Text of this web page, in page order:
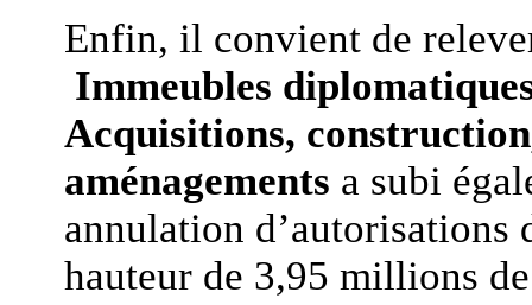
Enfin, il convient de
Immeubles
Acquisitions,
aménagements a subi
annulation d’autorisations
hauteur de 3,95 millions